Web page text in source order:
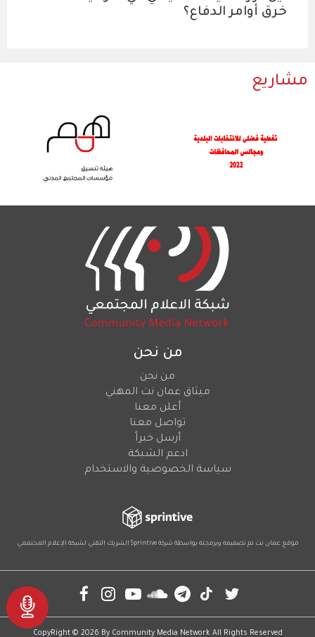
خرق أوامر الدفاع؟
مشاريع
من نحن
من نحن
ميثاق عمان نت المهني
أعلن معنا
تواصل معنا
أرسل خبراً
ادعم الشبكة
سياسة الخصوصية والاستخدام
موقع عمان نت تم تصميمه وبرمجته بواسطة شركةSprintive الشريك التقني لشبكة الإعلام المجتمعي
CopyRight © 2026 By Community Media Network All Rights Reserved